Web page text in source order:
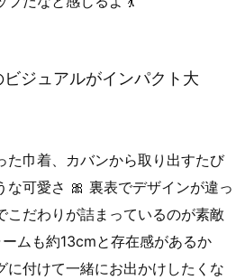
ジュアルがインパクト大
た巾着、カバンから取り出すたび
な可愛さ 🎀 裏表でデザインが違っ
こだわりが詰まっているのが素敵
ムも約13cmと存在感があるか
に付けて一緒にお出かけしたくな